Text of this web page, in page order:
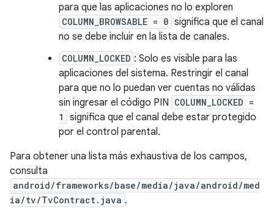
para que las aplicaciones no lo exploren
COLUMN_BROWSABLE = 0 significa que el canal
no se debe incluir en la lista de canales.
COLUMN_LOCKED : Solo es visible para las
aplicaciones del sistema. Restringir el canal
para que no lo puedan ver cuentas no válidas
sin ingresar el código PIN COLUMN_LOCKED =
1
significa que el canal debe estar protegido
por el control parental.
Para obtener una lista más exhaustiva de los campos,
consulta
android/frameworks/base/media/java/android/med
ia/tv/TvContract.java .